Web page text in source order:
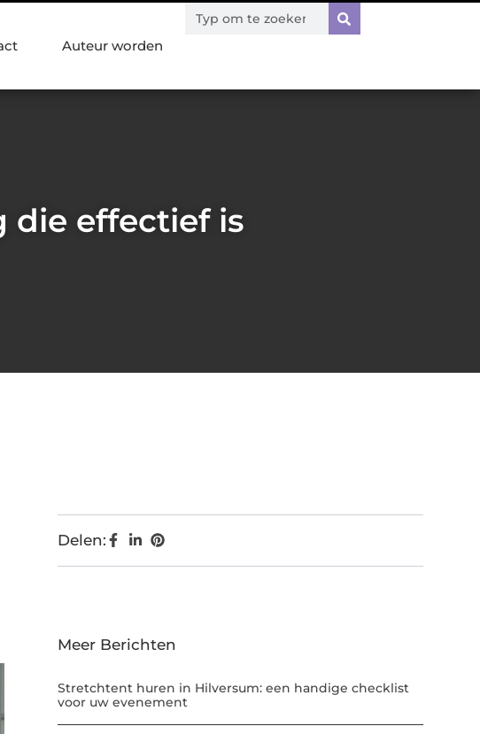
Auteur worden
die effectief is
Delen:
Meer Berichten
Stretchtent huren in Hilversum: een handige checklist
voor uw evenement